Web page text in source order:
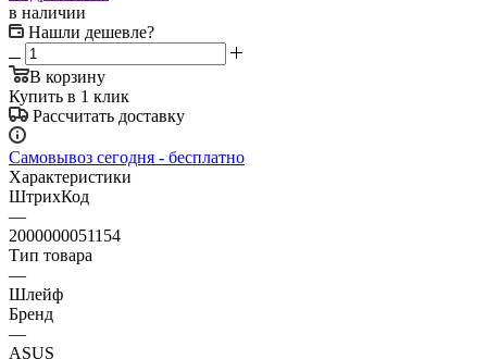
в наличии
Нашли дешевле?
В корзину
Купить в 1 клик
Рассчитать доставку
Самовывоз сегодня - бесплатно
Характеристики
ШтрихКод
—
2000000051154
Тип товара
—
Шлейф
Бренд
—
ASUS